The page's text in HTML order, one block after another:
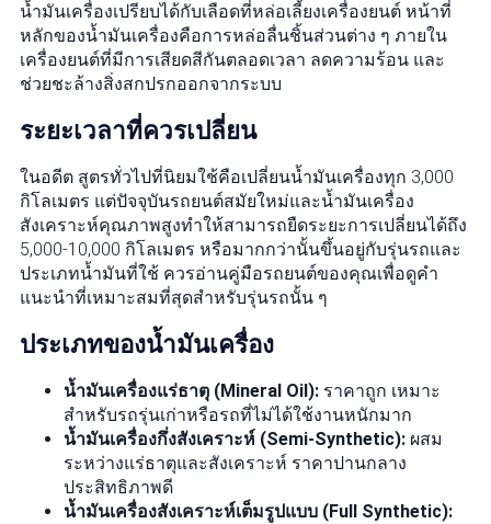
น้ำมันเครื่องเปรียบได้กับเลือดที่หล่อเลี้ยงเครื่องยนต์ หน้าที่
หลักของน้ำมันเครื่องคือการหล่อลื่นชิ้นส่วนต่าง ๆ ภายใน
เครื่องยนต์ที่มีการเสียดสีกันตลอดเวลา ลดความร้อน และ
ช่วยชะล้างสิ่งสกปรกออกจากระบบ
ระยะเวลาที่ควรเปลี่ยน
ในอดีต สูตรทั่วไปที่นิยมใช้คือเปลี่ยนน้ำมันเครื่องทุก 3,000
กิโลเมตร แต่ปัจจุบันรถยนต์สมัยใหม่และน้ำมันเครื่อง
สังเคราะห์คุณภาพสูงทำให้สามารถยืดระยะการเปลี่ยนได้ถึง
5,000-10,000 กิโลเมตร หรือมากกว่านั้นขึ้นอยู่กับรุ่นรถและ
ประเภทน้ำมันที่ใช้ ควรอ่านคู่มือรถยนต์ของคุณเพื่อดูคำ
แนะนำที่เหมาะสมที่สุดสำหรับรุ่นรถนั้น ๆ
ประเภทของน้ำมันเครื่อง
น้ำมันเครื่องแร่ธาตุ (Mineral Oil): ราคาถูก เหมาะ
สำหรับรถรุ่นเก่าหรือรถที่ไม่ได้ใช้งานหนักมาก
น้ำมันเครื่องกึ่งสังเคราะห์ (Semi-Synthetic): ผสม
ระหว่างแร่ธาตุและสังเคราะห์ ราคาปานกลาง
ประสิทธิภาพดี
น้ำมันเครื่องสังเคราะห์เต็มรูปแบบ (Full Synthetic):